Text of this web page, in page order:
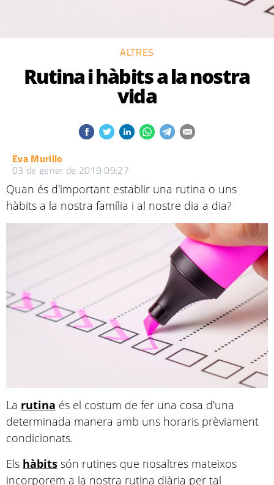
ALTRES
Rutina i hàbits a la nostra
vida
Eva Murillo
03 de gener de 2019 09:27
Quan és d'important establir una rutina o uns
hàbits a la nostra família i al nostre dia a dia?
La rutina és el costum de fer una cosa d'una
determinada manera amb uns horaris prèviament
condicionats.
Els hàbits són rutines que nosaltres mateixos
incorporem a la nostra rutina diària per tal